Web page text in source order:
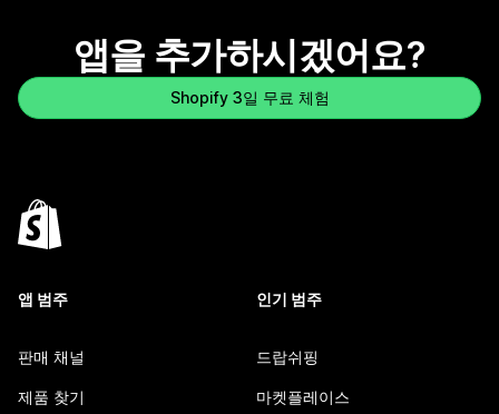
앱을 추가하시겠어요?
Shopify 3일 무료 체험
앱 범주
판매 채널
제품 찾기
인기 범주
드랍쉬핑
마켓플레이스